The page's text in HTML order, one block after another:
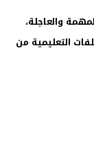
والعاجلة،
التعليمية من